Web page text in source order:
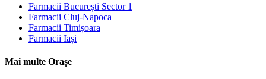
Farmacii București Sector 1
Farmacii Cluj-Napoca
Farmacii Timișoara
Farmacii Iași
Mai multe Orașe